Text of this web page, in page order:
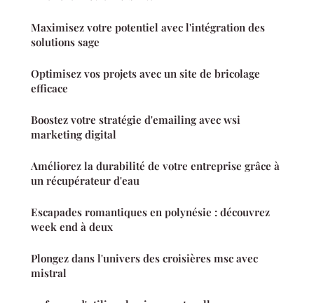
Maximisez votre potentiel avec l'intégration des
solutions sage
Optimisez vos projets avec un site de bricolage
efficace
Boostez votre stratégie d'emailing avec wsi
marketing digital
Améliorez la durabilité de votre entreprise grâce à
un récupérateur d'eau
Escapades romantiques en polynésie : découvrez
week end à deux
Plongez dans l'univers des croisières msc avec
mistral